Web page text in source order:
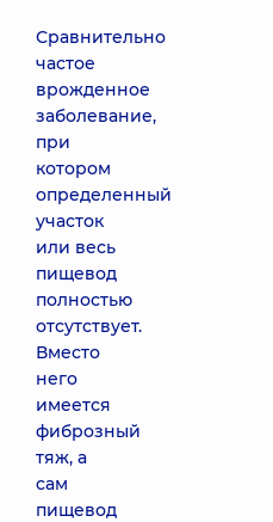
Сравнительно
частое
врожденное
заболевание,
при
котором
определенный
участок
или весь
пищевод
полностью
отсутствует.
Вместо
него
имеется
фиброзный
тяж, а
сам
пищевод